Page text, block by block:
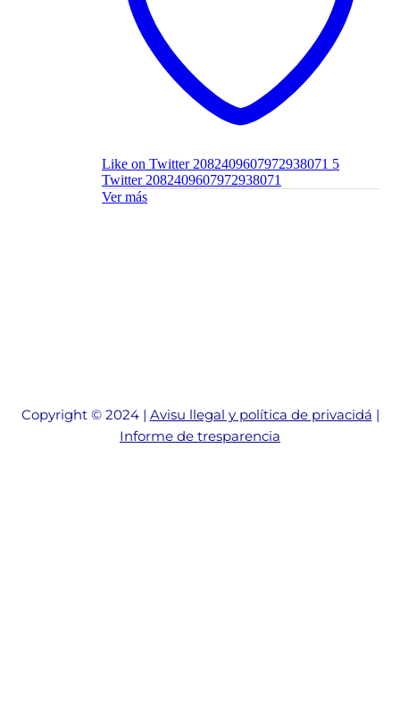
Like on Twitter 2082409607972938071 5
Twitter 2082409607972938071
Ver más
Copyright © 2024 | Avisu llegal y política de privacidá |
Informe de tresparencia